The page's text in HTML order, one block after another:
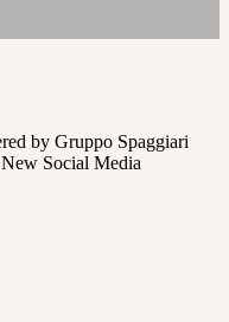
by Gruppo Spaggiari
Social Media